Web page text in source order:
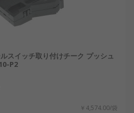
スイッチ取り付けチーク プッシュ
P2
￥4,574.00/袋